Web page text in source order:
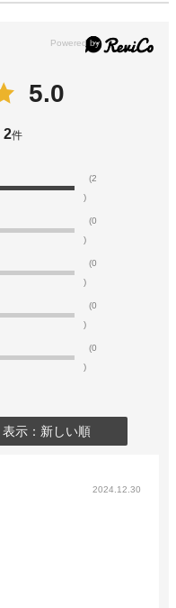
5.0
2件
(2
)
(0
)
(0
)
(0
)
(0
)
表示：新しい順
2024.12.30